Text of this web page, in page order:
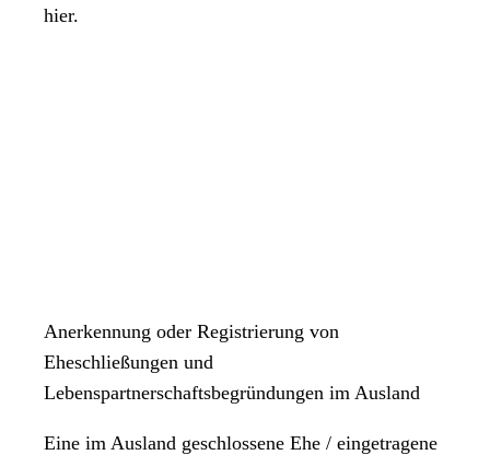
hier.
Anerkennung oder Registrierung von
Eheschließungen und
Lebenspartnerschaftsbegründungen im Ausland
Eine im Ausland geschlossene Ehe / eingetragene